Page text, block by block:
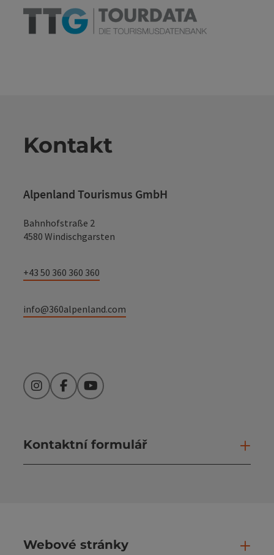
Kontakt
Alpenland Tourismus GmbH
Bahnhofstraße 2
4580 Windischgarsten
+43 50 360 360 360
info@360alpenland.com
InstagramFacebookYouTube
Kontaktní formulář
Webové stránky